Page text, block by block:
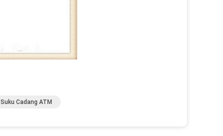
Suku Cadang ATM